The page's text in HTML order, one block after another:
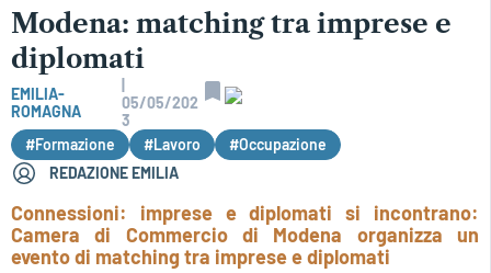
Modena: matching tra imprese e
diplomati
EMILIA-
ROMAGNA
05/05/202
3
#Formazione
#Lavoro
#Occupazione
REDAZIONE EMILIA
Connessioni: imprese e diplomati si incontrano:
Camera di Commercio di Modena organizza un
evento di matching tra imprese e diplomati